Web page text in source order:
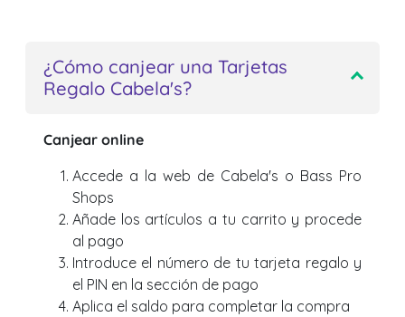
¿Cómo canjear una Tarjetas
Regalo Cabela's?
Canjear online
Accede a la web de Cabela's o Bass Pro
Shops
Añade los artículos a tu carrito y procede
al pago
Introduce el número de tu tarjeta regalo y
el PIN en la sección de pago
Aplica el saldo para completar la compra